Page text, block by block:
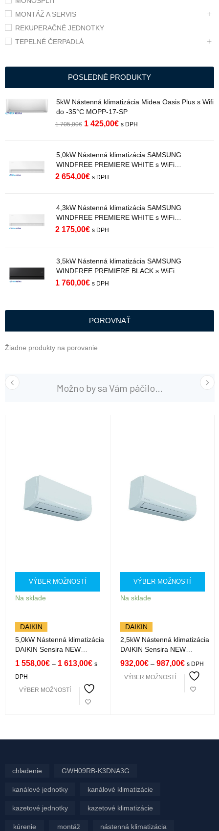
MONTÁŽ A SERVIS
REKUPERAČNÉ JEDNOTKY
TEPELNÉ ČERPADLÁ
POSLEDNÉ PRODUKTY
5kW Nástenná klimatizácia Midea Oasis Plus s Wifi
do -35°C MOPP-17-SP
1 705,00€ 1 425,00€ s DPH
5,0kW Nástenná klimatizácia SAMSUNG
WINDFREE PREMIERE WHITE s WiFi
AR70H18C1AWNEU R32
2 654,00€ s DPH
4,3kW Nástenná klimatizácia SAMSUNG
WINDFREE PREMIERE WHITE s WiFi
AR70H15C1AWNEU R32
2 175,00€ s DPH
3,5kW Nástenná klimatizácia SAMSUNG
WINDFREE PREMIERE BLACK s WiFi
AR70H12C1ABNEU R32
1 760,00€ s DPH
POROVNAŤ
Žiadne produkty na porovanie
Možno by sa Vám páčilo…
VÝBER MOŽNOSTÍ
Na sklade
DAIKIN
5,0kW Nástenná klimatizácia
DAIKIN Sensira NEW
FTXF50E + RXF50E
1 558,00€ – 1 613,00€ s
DPH
VÝBER MOŽNOSTÍ
VÝBER MOŽNOSTÍ
Na sklade
DAIKIN
2,5kW Nástenná klimatizácia
DAIKIN Sensira NEW
FTXF25E + RXF25E
932,00€ – 987,00€ s DPH
VÝBER MOŽNOSTÍ
chladenie GWH09RB-K3DNA3G
kanálové jednotky kanálové klimatizácie
kazetové jednotky kazetové klimatizácie
kúrenie montáž nástenná klimatizácia